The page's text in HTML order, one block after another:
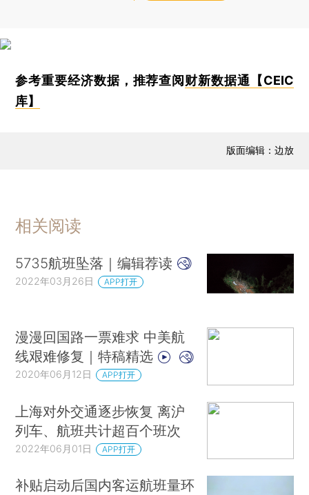
参考重要经济数据，推荐查阅 财新数据通【CEIC
库】
版面编辑：边放
相关阅读
5735航班坠落｜编辑荐读
2022年03月26日 APP打开
漫漫回国路一票难求 中美航
线艰难修复｜特稿精选
2020年06月12日 APP打开
上海对外交通逐步恢复 离沪
列车、航班共计超百个班次
2022年06月01日 APP打开
补贴启动后国内客运航班量环